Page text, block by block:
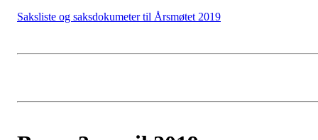
Saksliste og saksdokumeter til Årsmøtet 2019